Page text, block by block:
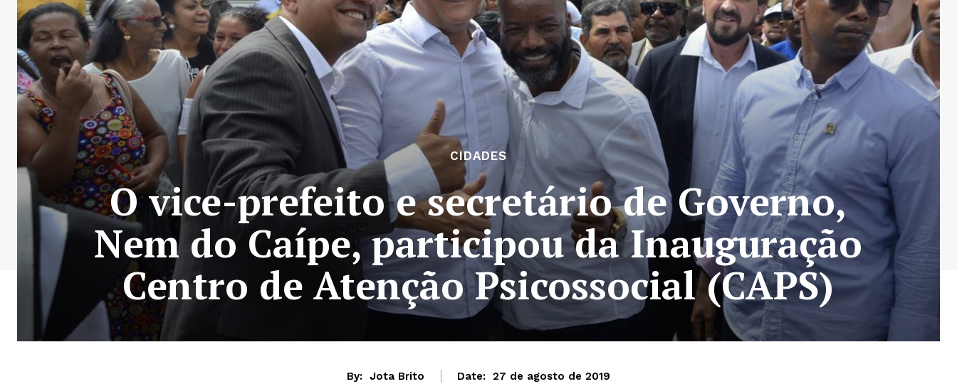
CIDADES
O vice-prefeito e secretário de Governo,
Nem do Caípe, participou da Inauguração
Centro de Atenção Psicossocial (CAPS)
By: Jota Brito Date: 27 de agosto de 2019